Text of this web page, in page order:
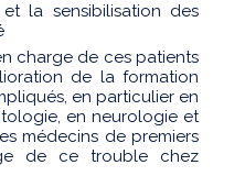
la sensibilisation des
charge de ces patients
de la formation
en particulier en
en neurologie et
médecins de premiers
de ce trouble chez